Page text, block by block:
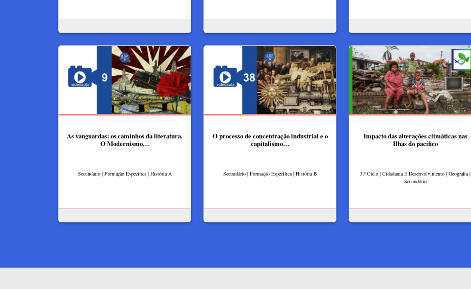
As vanguardas: os caminhos da literatura.
O Modernismo…
Secundário | Formação Específica | História A
O processo de concentração industrial e o
capitalismo…
Secundário | Formação Específica | História B
Impacto das alterações climáticas nas
Ilhas do pacífico
3.º Ciclo | Cidadania E Desenvolvimento | Geografia |
Secundário